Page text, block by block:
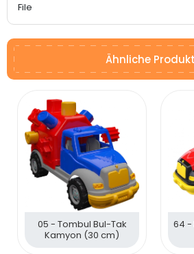
File
Ähnliche
05 - Tombul Bul-Tak
Kamyon (30 cm)
64 -